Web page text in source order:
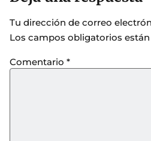
Tu dirección de correo
Los campos obligatorios
Comentario *